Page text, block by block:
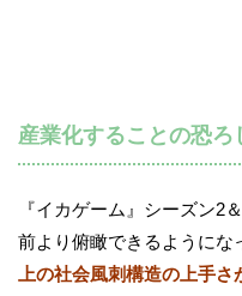
産業化することの恐ろ
『イカゲーム』シーズン2
前より俯瞰できるようにな
上の社会風刺構造の上手